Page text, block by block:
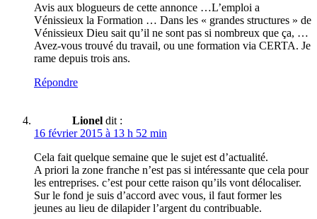
Avis aux blogueurs de cette annonce …L’emploi a
Vénissieux la Formation … Dans les « grandes structures » de
Vénissieux Dieu sait qu’il ne sont pas si nombreux que ça, …
Avez-vous trouvé du travail, ou une formation via CERTA. Je
rame depuis trois ans.
Répondre
Lionel dit :
16 février 2015 à 13 h 52 min
Cela fait quelque semaine que le sujet est d’actualité.
A priori la zone franche n’est pas si intéressante que cela pour
les entreprises. c’est pour cette raison qu’ils vont délocaliser.
Sur le fond je suis d’accord avec vous, il faut former les
jeunes au lieu de dilapider l’argent du contribuable.